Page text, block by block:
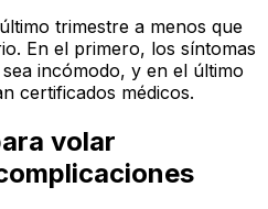
trimestre a menos que
En el primero, los síntomas
incómodo, y en el último
certificados médicos.
volar